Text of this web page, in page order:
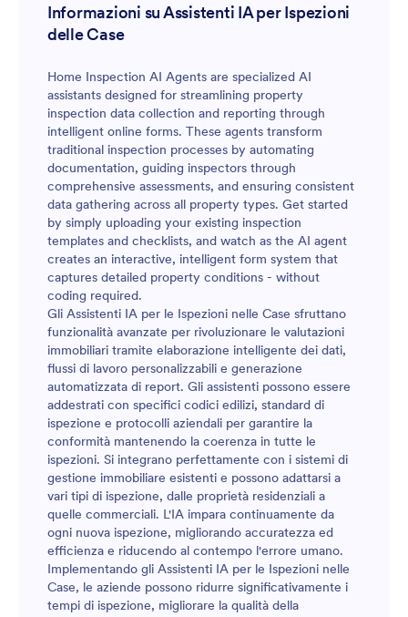
Informazioni su Assistenti IA per Ispezioni
delle Case
Home Inspection AI Agents are specialized AI
assistants designed for streamlining property
inspection data collection and reporting through
intelligent online forms. These agents transform
traditional inspection processes by automating
documentation, guiding inspectors through
comprehensive assessments, and ensuring consistent
data gathering across all property types. Get started
by simply uploading your existing inspection
templates and checklists, and watch as the AI agent
creates an interactive, intelligent form system that
captures detailed property conditions - without
coding required.
Gli Assistenti IA per le Ispezioni nelle Case sfruttano
funzionalità avanzate per rivoluzionare le valutazioni
immobiliari tramite elaborazione intelligente dei dati,
flussi di lavoro personalizzabili e generazione
automatizzata di report. Gli assistenti possono essere
addestrati con specifici codici edilizi, standard di
ispezione e protocolli aziendali per garantire la
conformità mantenendo la coerenza in tutte le
ispezioni. Si integrano perfettamente con i sistemi di
gestione immobiliare esistenti e possono adattarsi a
vari tipi di ispezione, dalle proprietà residenziali a
quelle commerciali. L'IA impara continuamente da
ogni nuova ispezione, migliorando accuratezza ed
efficienza e riducendo al contempo l'errore umano.
Implementando gli Assistenti IA per le Ispezioni nelle
Case, le aziende possono ridurre significativamente i
tempi di ispezione, migliorare la qualità della